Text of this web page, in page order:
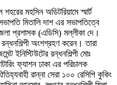
মহসিন অডিটরিয়ামে স্মার্ট
মিতালি দাশ এর সভাপতিত্বে
প্রশাসক (এডিসি) মল্লীকা দে।
অংশগ্রহণ করেন। তারা
ইনিস্টিউটের রন্ধনশিল্পী মোঃ
ফ্যাশন ঢাকা এর পরিচালক
রান্না সেরা ১০০ রেসিপি কুকিং